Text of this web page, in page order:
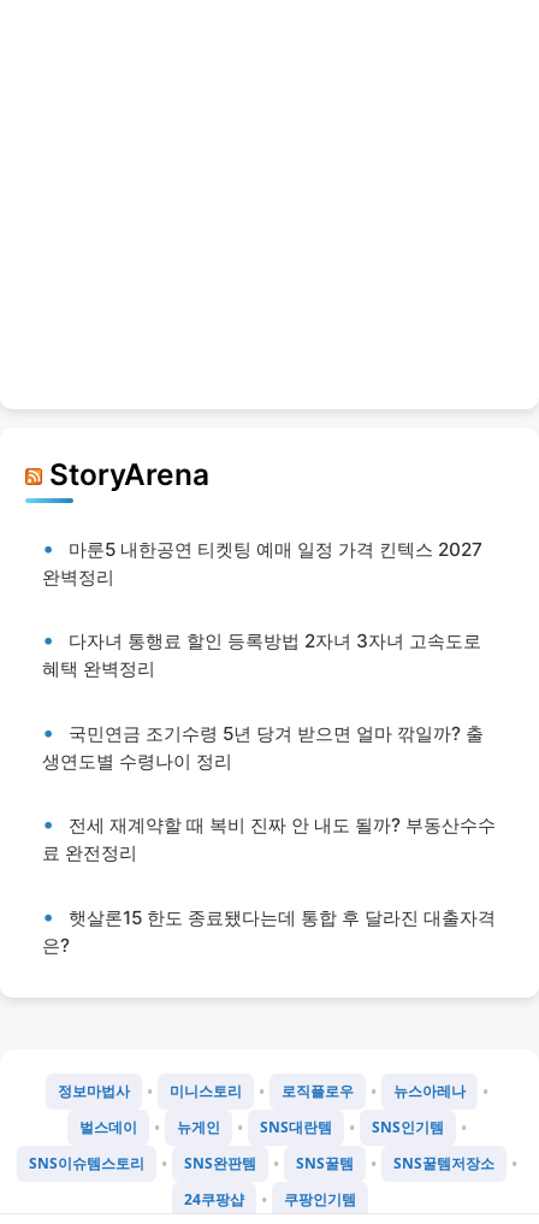
StoryArena
마룬5 내한공연 티켓팅 예매 일정 가격 킨텍스 2027
완벽정리
다자녀 통행료 할인 등록방법 2자녀 3자녀 고속도로
혜택 완벽정리
국민연금 조기수령 5년 당겨 받으면 얼마 깎일까? 출
생연도별 수령나이 정리
전세 재계약할 때 복비 진짜 안 내도 될까? 부동산수수
료 완전정리
햇살론15 한도 종료됐다는데 통합 후 달라진 대출자격
은?
정보마법사 • 미니스토리 • 로직플로우 • 뉴스아레나 •
벌스데이 • 뉴게인 • SNS대란템 • SNS인기템 •
SNS이슈템스토리 • SNS완판템 • SNS꿀템 • SNS꿀템저장소 •
24쿠팡샵 • 쿠팡인기템